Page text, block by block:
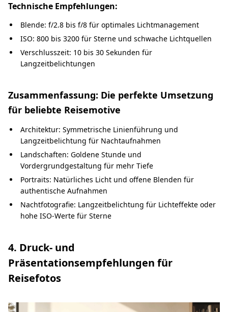
Technische Empfehlungen:
Blende: f/2.8 bis f/8 für optimales Lichtmanagement
ISO: 800 bis 3200 für Sterne und schwache Lichtquellen
Verschlusszeit: 10 bis 30 Sekunden für
Langzeitbelichtungen
Zusammenfassung: Die perfekte Umsetzung
für beliebte Reisemotive
Architektur: Symmetrische Linienführung und
Langzeitbelichtung für Nachtaufnahmen
Landschaften: Goldene Stunde und
Vordergrundgestaltung für mehr Tiefe
Portraits: Natürliches Licht und offene Blenden für
authentische Aufnahmen
Nachtfotografie: Langzeitbelichtung für Lichteffekte oder
hohe ISO-Werte für Sterne
4. Druck- und
Präsentationsempfehlungen für
Reisefotos